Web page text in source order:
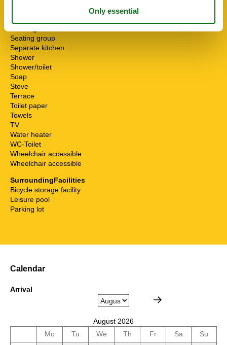
Pets allowed or on request
Seating group
Separate kitchen
Shower
Shower/toilet
Soap
Stove
Terrace
Toilet paper
Towels
TV
Water heater
WC-Toilet
Wheelchair accessible
Wheelchair accessible
SurroundingFacilities
Bicycle storage facility
Leisure pool
Parking lot
Calendar
Arrival
August 2026
Mo
Tu We Th Fr Sa
Su